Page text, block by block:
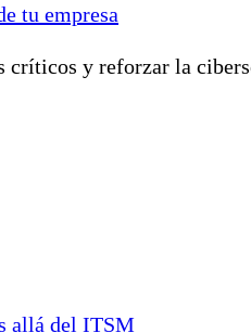
tu empresa
y reforzar la